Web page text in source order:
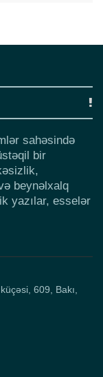
sahəsində
bir
beynəlxalq
yazılar, esselər
609, Bakı,